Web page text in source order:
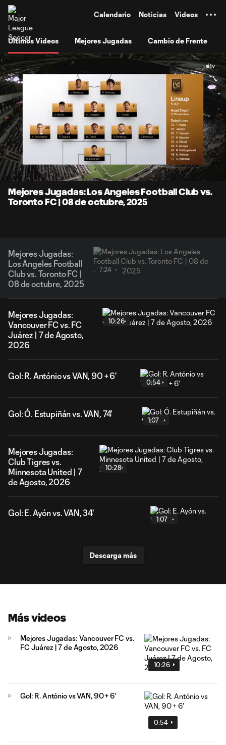
Calendario Noticias Videos
Últimos Videos Mejores Jugadas Cambio de Frente
Current
Time
0:10 7:24
Unmute Subtitles
Mejores Jugadas: Los Angeles Football Club vs.
Toronto FC | 08 de octubre, 2025
Mejores Jugadas:
Los Angeles Football
Club vs. Toronto FC |
08 de octubre, 2025
7:24
Mejores Jugadas:
Vancouver FC vs. FC
Juárez | 7 de Agosto,
2026
10:26
Gol: R. António vs VAN, 90 + 6'
0:54
Gol: Ó. Estupiñán vs. VAN, 74'
1:07
Mejores Jugadas:
Club Tigres vs.
Minnesota United | 7
de Agosto, 2026
10:28
Gol: E. Ayón vs. VAN, 34'
1:07
Descarga más
Más videos
10:26
Mejores Jugadas: Vancouver FC vs.
FC Juárez | 7 de Agosto, 2026
0:54
Gol: R. António vs VAN, 90 + 6'